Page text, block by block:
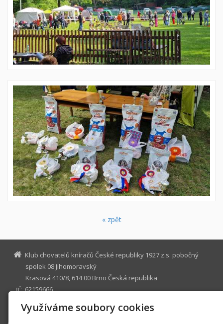
« zpět
Klub chovatelů kníračů České republiky 1927 z.s. pobočný
spolek 08 Jihomoravský
Krasová 410/8, 614 00 Brno Česká republika
IČ
62159666
e.bajgarova@volny.cz
Aktuality
Využíváme soubory cookies